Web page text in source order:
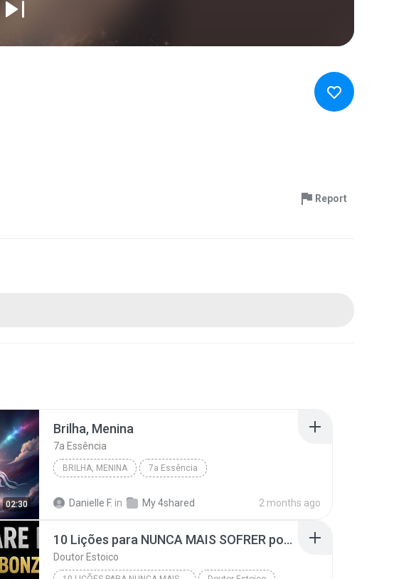
Report
02:30
Brilha, Menina
7a Essência
BRILHA, MENINA 7a Essência
Danielle F. in My 4shared 2 months ago
10 Lições para NUNCA MAIS SOFRER por Gente Tóxica e Relações Difíceis | Estoicismo
Doutor Estoico